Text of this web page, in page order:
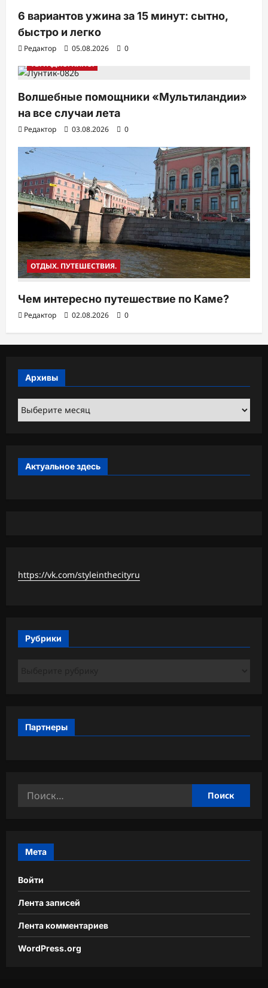
6 вариантов ужина за 15 минут: сытно,
быстро и легко
Редактор 05.08.2026
0
ТВ. РАДИО. КИНО.
Волшебные помощники «Мультиландии»
на все случаи лета
Редактор 03.08.2026 0
ОТДЫХ. ПУТЕШЕСТВИЯ.
Чем интересно путешествие по Каме?
Редактор 02.08.2026 0
Архивы
Архивы
Актуальное здесь
https://vk.com/styleinthecityru
Рубрики
Партнеры
Найти:
Мета
Войти
Лента записей
Лента комментариев
WordPress.org